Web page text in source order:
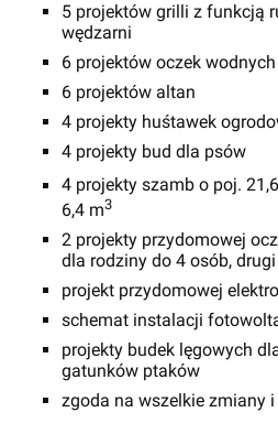
5 projektów grilli z funkcją
wędzarni
6 projektów oczek wodnych
6 projektów altan
4 projekty huśtawek
4 projekty bud dla psów
4 projekty szamb o poj.
6,4 m3
2 projekty przydomowej
dla rodziny do 4 osób,
projekt przydomowej
schemat instalacji
projekty budek lęgowych
gatunków ptaków
zgoda na wszelkie zmiany